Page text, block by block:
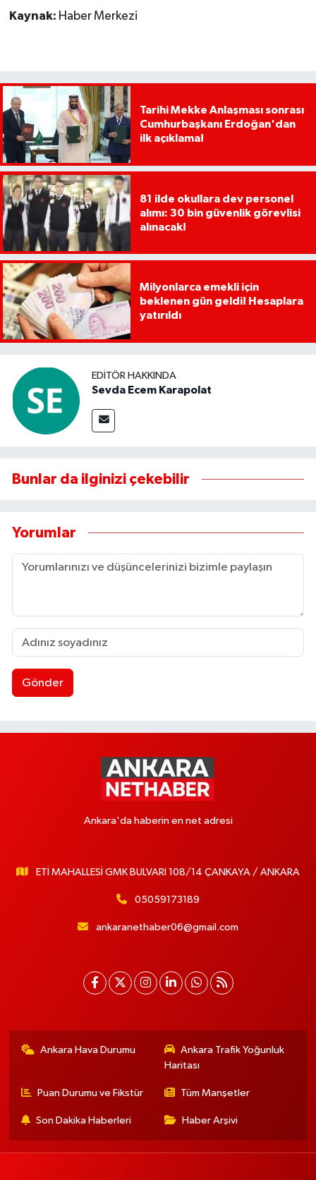
Kaynak: Haber Merkezi
Tarihi Mekke Anlaşması sonrası
Cumhurbaşkanı Erdoğan'dan
ilk açıklama!
81 ilde okullara dev personel
alımı: 30 bin güvenlik görevlisi
alınacak!
Milyonlarca emekli için
beklenen gün geldi! Hesaplara
yatırıldı
EDITÖR HAKKINDA
Sevda Ecem Karapolat
Bunlar da ilginizi çekebilir
Yorumlar
Gönder
Ankara'da haberin en net adresi
ETİ MAHALLESİ GMK BULVARI 108/14 ÇANKAYA / ANKARA
05059173189
ankaranethaber06@gmail.com
Ankara Hava Durumu
Ankara Trafik Yoğunluk
Haritası
Puan Durumu ve Fikstür Tüm Manşetler
Son Dakika Haberleri Haber Arşivi